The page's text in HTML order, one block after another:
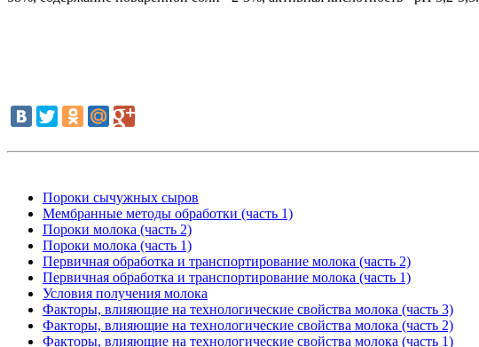
Пороки сычужных сыров
Мембранные методы обработки (часть 1)
Пороки молока (часть 2)
Пороки молока (часть 1)
Первичная обработка и транспортирование молока (часть 2)
Первичная обработка и транспортирование молока (часть 1)
Условия получения молока
Факторы, влияющие на технологические свойства молока (часть 3)
Факторы, влияющие на технологические свойства молока (часть 2)
Факторы, влияющие на технологические свойства молока (часть 1)